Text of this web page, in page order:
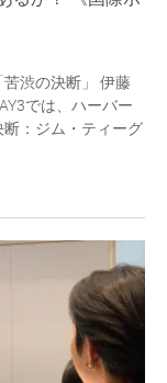
渋の決断」 伊藤
では、ハーバー
断：ジム・ティーグ